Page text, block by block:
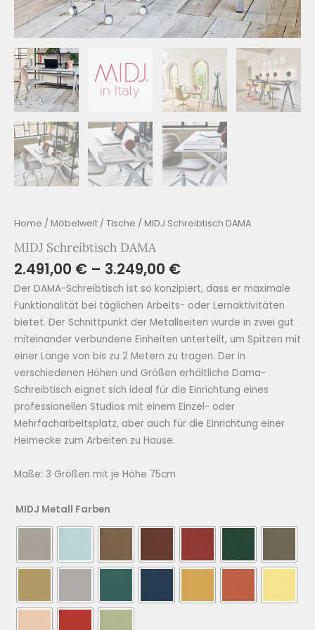
Home / Möbelwelt / TIsche / MIDJ Schreibtisch DAMA
MIDJ Schreibtisch DAMA
2.491,00 € – 3.249,00 €
Der DAMA-Schreibtisch ist so konzipiert, dass er maximale
Funktionalität bei täglichen Arbeits- oder Lernaktivitäten
bietet. Der Schnittpunkt der Metallseiten wurde in zwei gut
miteinander verbundene Einheiten unterteilt, um Spitzen mit
einer Länge von bis zu 2 Metern zu tragen. Der in
verschiedenen Höhen und Größen erhältliche Dama-
Schreibtisch eignet sich ideal für die Einrichtung eines
professionellen Studios mit einem Einzel- oder
Mehrfacharbeitsplatz, aber auch für die Einrichtung einer
Heimecke zum Arbeiten zu Hause.
Maße: 3 Größen mit je Höhe 75cm
MIDJ Metall Farben